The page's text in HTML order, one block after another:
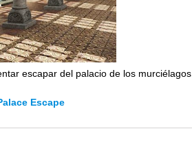
escapar del palacio de los murciélagos.
Escape